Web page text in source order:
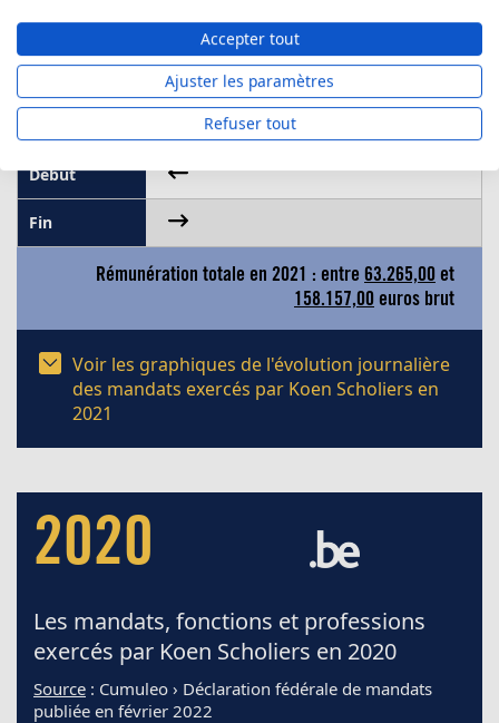
Administrateur
Toerisme Rupelstreek vzw
Rémunération totale en 2021 : entre 63.265,00 et
158.157,00 euros brut
Voir les graphiques de l'évolution journalière
des mandats exercés par Koen Scholiers en
2021
2020
Les mandats, fonctions et professions
exercés par Koen Scholiers en 2020
Source : Cumuleo › Déclaration fédérale de mandats
publiée en février 2022
Accepter tout
Ajuster les paramètres
Refuser tout